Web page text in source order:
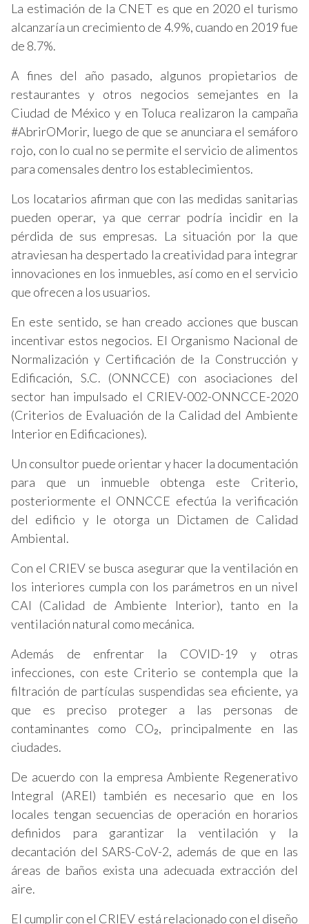
La estimación de la CNET es que en 2020 el turismo
alcanzaría un crecimiento de 4.9%, cuando en 2019 fue
de 8.7%.
A fines del año pasado, algunos propietarios de
restaurantes y otros negocios semejantes en la
Ciudad de México y en Toluca realizaron la campaña
#AbrirOMorir, luego de que se anunciara el semáforo
rojo, con lo cual no se permite el servicio de alimentos
para comensales dentro los establecimientos.
Los locatarios afirman que con las medidas sanitarias
pueden operar, ya que cerrar podría incidir en la
pérdida de sus empresas. La situación por la que
atraviesan ha despertado la creatividad para integrar
innovaciones en los inmuebles, así como en el servicio
que ofrecen a los usuarios.
En este sentido, se han creado acciones que buscan
incentivar estos negocios. El Organismo Nacional de
Normalización y Certificación de la Construcción y
Edificación, S.C. (ONNCCE) con asociaciones del
sector han impulsado el CRIEV-002-ONNCCE-2020
(Criterios de Evaluación de la Calidad del Ambiente
Interior en Edificaciones).
Un consultor puede orientar y hacer la documentación
para que un inmueble obtenga este Criterio,
posteriormente el ONNCCE efectúa la verificación
del edificio y le otorga un Dictamen de Calidad
Ambiental.
Con el CRIEV se busca asegurar que la ventilación en
los interiores cumpla con los parámetros en un nivel
CAI (Calidad de Ambiente Interior), tanto en la
ventilación natural como mecánica.
Además de enfrentar la COVID-19 y otras
infecciones, con este Criterio se contempla que la
filtración de partículas suspendidas sea eficiente, ya
que es preciso proteger a las personas de
contaminantes como CO₂, principalmente en las
ciudades.
De acuerdo con la empresa Ambiente Regenerativo
Integral (AREI) también es necesario que en los
locales tengan secuencias de operación en horarios
definidos para garantizar la ventilación y la
decantación del SARS-CoV-2, además de que en las
áreas de baños exista una adecuada extracción del
aire.
El cumplir con el CRIEV está relacionado con el diseño